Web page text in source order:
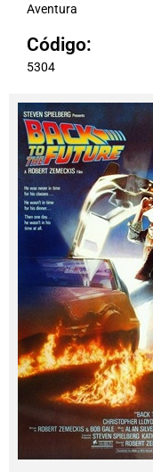
Aventura
Código:
5304